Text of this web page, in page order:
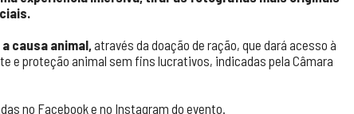
causa animal, através da doação de ração, que dará acesso à
e proteção animal sem fins lucrativos, indicadas pela Câmara
no Facebook e no Instagram do evento.